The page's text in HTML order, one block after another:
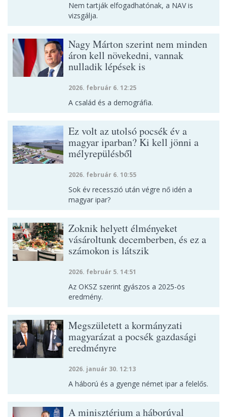
Nem tartják elfogadhatónak, a NAV is
vizsgálja.
Nagy Márton szerint nem minden
áron kell növekedni, vannak
nulladik lépések is
2026. február 6. 12:25
A család és a demográfia.
Ez volt az utolsó pocsék év a
magyar iparban? Ki kell jönni a
mélyrepülésből
2026. február 6. 10:55
Sok év recesszió után végre nő idén a
magyar ipar?
Zoknik helyett élményeket
vásároltunk decemberben, és ez a
számokon is látszik
2026. február 5. 14:51
Az OKSZ szerint gyászos a 2025-ös
eredmény.
Megszületett a kormányzati
magyarázat a pocsék gazdasági
eredményre
2026. január 30. 12:13
A háború és a gyenge német ipar a felelős.
A minisztérium a háborúval